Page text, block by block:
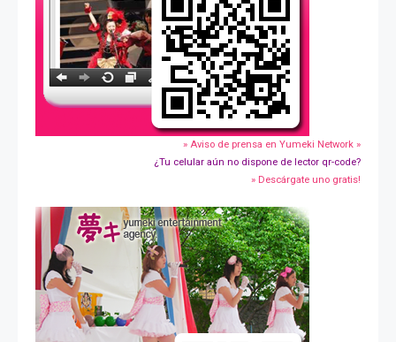
» Aviso de prensa en Yumeki Network »
¿Tu celular aún no dispone de lector qr-code?
» Descárgate uno gratis!